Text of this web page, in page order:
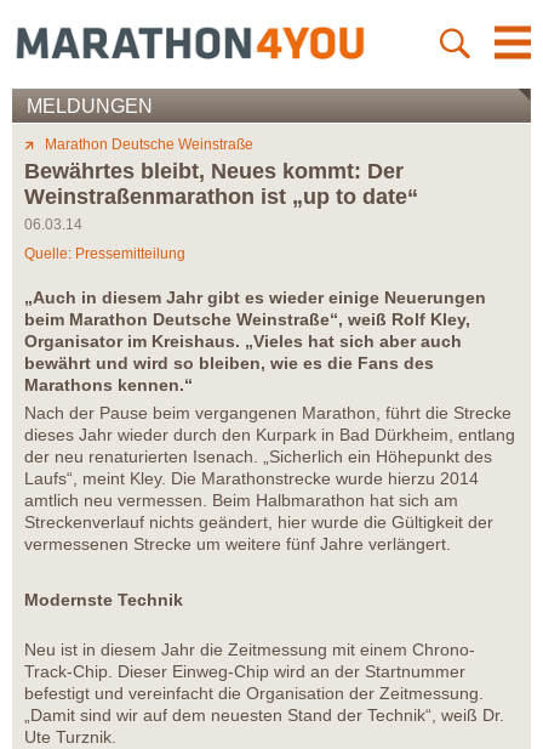
MELDUNGEN
Marathon Deutsche Weinstraße
Bewährtes bleibt, Neues kommt: Der
Weinstraßenmarathon ist „up to date“
06.03.14
Quelle: Pressemitteilung
„Auch in diesem Jahr gibt es wieder einige Neuerungen
beim Marathon Deutsche Weinstraße“, weiß Rolf Kley,
Organisator im Kreishaus. „Vieles hat sich aber auch
bewährt und wird so bleiben, wie es die Fans des
Marathons kennen.“
Nach der Pause beim vergangenen Marathon, führt die Strecke
dieses Jahr wieder durch den Kurpark in Bad Dürkheim, entlang
der neu renaturierten Isenach. „Sicherlich ein Höhepunkt des
Laufs“, meint Kley. Die Marathonstrecke wurde hierzu 2014
amtlich neu vermessen. Beim Halbmarathon hat sich am
Streckenverlauf nichts geändert, hier wurde die Gültigkeit der
vermessenen Strecke um weitere fünf Jahre verlängert.
Modernste Technik
Neu ist in diesem Jahr die Zeitmessung mit einem Chrono-
Track-Chip. Dieser Einweg-Chip wird an der Startnummer
befestigt und vereinfacht die Organisation der Zeitmessung.
„Damit sind wir auf dem neuesten Stand der Technik“, weiß Dr.
Ute Turznik.